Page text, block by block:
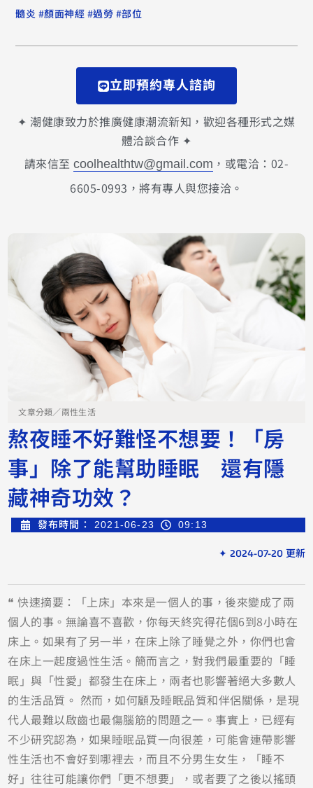
髓炎 #顏面神經 #過勞 #部位
立即預約專人諮詢
✦ 潮健康致力於推廣健康潮流新知，歡迎各種形式之媒
體洽談合作 ✦
請來信至coolhealthtw@gmail.com ，或電洽：02-
6605-0993，將有專人與您接洽。
文章分類／兩性生活
熬夜睡不好難怪不想要！「房
事」除了能幫助睡眠 還有隱
藏神奇功效？
發布時間： 2021-06-23 09:13
✦ 2024-07-20 更新
❝ 快速摘要：「上床」本來是一個人的事，後來變成了兩
個人的事。無論喜不喜歡，你每天終究得花個6到8小時在
床上。如果有了另一半，在床上除了睡覺之外，你們也會
在床上一起度過性生活。簡而言之，對我們最重要的「睡
眠」與「性愛」都發生在床上，兩者也影響著絕大多數人
的生活品質。 然而，如何顧及睡眠品質和伴侶關係，是現
代人最難以啟齒也最傷腦筋的問題之一。事實上，已經有
不少研究認為，如果睡眠品質一向很差，可能會連帶影響
性生活也不會好到哪裡去，而且不分男生女生，「睡不
好」往往可能讓你們「更不想要」，或者要了之後以搖頭